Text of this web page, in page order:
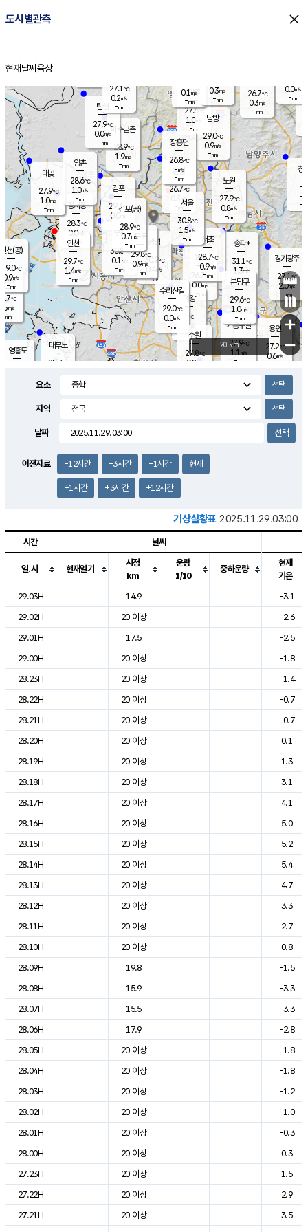
도시별관측 close
홈
현재날씨 육상
의도
℃
m/s
mm
영흥도
양주
27.6℃
1.0
-mm
과천
26.7℃
0.0m/s
- mm
용인
27.2℃
0.6m/s
경기광주
27.1℃
2.0m/s
-mm
0.3m/s
대부도
25.7
경서동
28.3℃
0.0m/s
-mm
파주금촌
28.9℃
1.9m/s
-mm
26.7℃
0.3m/s
-mm
대곶
27.9℃
1.0m/s
-mm
창
-
-m/
-
탄현
27.9℃
0.0m/s
-mm
0.0m/s
-mm
의왕
- ℃
m/s
mm
김포
29.3℃
0.0 m/s
mm
광명
30.9 ℃
0.4 m/s
-mm
부천
30.8℃
0.1 m/s
-mm
양촌
28.6℃
1.0m/s
-mm
구로
29.8℃
0.9m/s
-mm
은평
26.7℃
0.3 m/s
- mm
노원
27.9℃
0.8m/s
-mm
송파*
31.1℃
1.3m/s
-mm
서초
28.7℃
0.9m/s
-mm
남방
29.0℃
0.9m/s
-mm
기흥구갈
27.9℃
1.1m/s
-
수리산길
29.0℃
0.0m/s
-mm
분당구
29.6℃
1.0m/s
-mm
장흥면
26.8℃
-m/s
-mm
0.1 m/s
-mm
인천(공)
29.0℃
0.9m/s
-mm
김포(공)
28.9℃
0.7m/s
-mm
수원
27.8℃
0.8 m/s
인천
29.7℃
1.4m/s
-mm
서울
30.8℃
1.5m/s
-mm
27.1℃
0.2m/s
-mm
0.3m/s
-mm
+
−
20 km
요소
지역
날짜
이전자료 -12시간 -3시간 -1시간 현재
+1시간 +3시간 +12시간
기상실황표 2025.11.29.03:00
도시별 기상실황표로 지점, 날씨, 기온, 강수, 바람, 기압등을 안내한 표입
시간 날씨
일.시 현재일기
시정
km
운량
1/10
중하운량
현재
기온
29.03H
14.9
-3.1
29.02H
20 이상
-2.6
29.01H
17.5
-2.5
29.00H
20 이상
-1.8
28.23H
20 이상
-1.4
28.22H
20 이상
-0.7
28.21H
20 이상
-0.7
28.20H
20 이상
0.1
28.19H
20 이상
1.3
28.18H
20 이상
3.1
28.17H
20 이상
4.1
28.16H
20 이상
5.0
28.15H
20 이상
5.2
28.14H
20 이상
5.4
28.13H
20 이상
4.7
28.12H
20 이상
3.3
28.11H
20 이상
2.7
28.10H
20 이상
0.8
28.09H
19.8
-1.5
28.08H
15.9
-3.3
28.07H
15.5
-3.3
28.06H
17.9
-2.8
28.05H
20 이상
-1.8
28.04H
20 이상
-1.8
28.03H
20 이상
-1.2
28.02H
20 이상
-1.0
28.01H
20 이상
-0.3
28.00H
20 이상
0.3
27.23H
20 이상
1.5
27.22H
20 이상
2.9
27.21H
20 이상
3.5